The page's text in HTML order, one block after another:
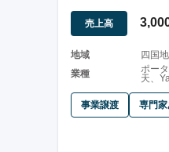
の譲渡
売上高
地域
四国
業種
ポー
天、
事業譲渡 専門家